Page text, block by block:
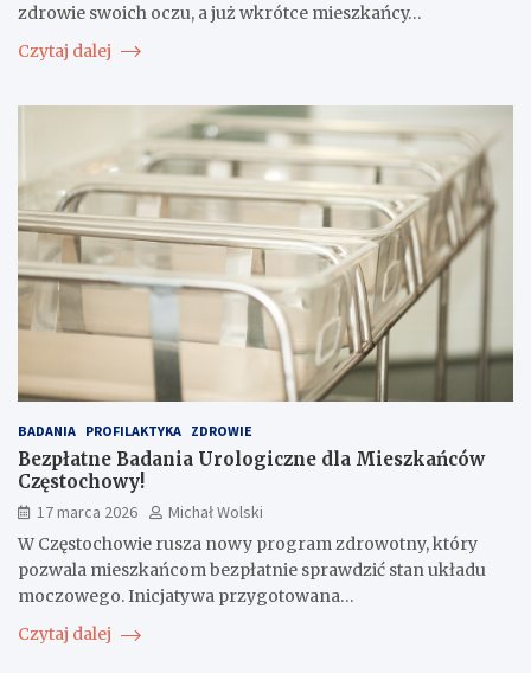
zdrowie swoich oczu, a już wkrótce mieszkańcy…
Czytaj dalej
BADANIA PROFILAKTYKA ZDROWIE
Bezpłatne Badania Urologiczne dla Mieszkańców
Częstochowy!
17 marca 2026
Michał Wolski
W Częstochowie rusza nowy program zdrowotny, który
pozwala mieszkańcom bezpłatnie sprawdzić stan układu
moczowego. Inicjatywa przygotowana…
Czytaj dalej